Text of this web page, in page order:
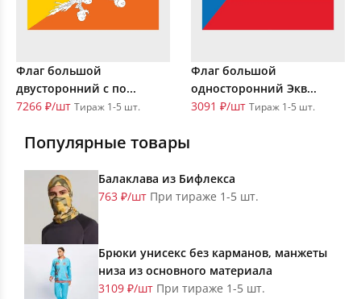
Флаг большой
двусторонний с по...
7266 ₽/шт Тираж 1-5 шт.
Флаг большой
односторонний Экв...
3091 ₽/шт Тираж 1-5 шт.
Популярные товары
Балаклава из Бифлекса
763 ₽/шт При тираже 1-5 шт.
Брюки унисекс без карманов, манжеты
низа из основного материала
3109 ₽/шт При тираже 1-5 шт.